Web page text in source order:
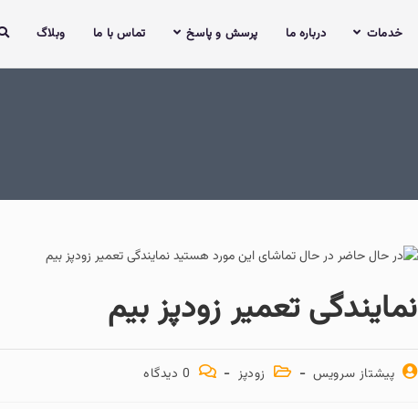
خدمات درباره ما پرسش و پاسخ تماس با ما وبلاگ
نمایندگی تعمیر زودپز بیم
پیشتاز سرویس زودپز 0 دیدگاه